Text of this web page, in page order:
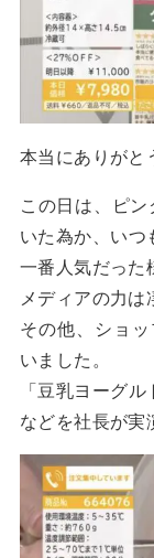
本当にありがと
この日は、ピ
いた為か、い
一番人気だった
メディアの力は
その他、ショ
いました。
「豆乳ヨーグ
などを社長が実